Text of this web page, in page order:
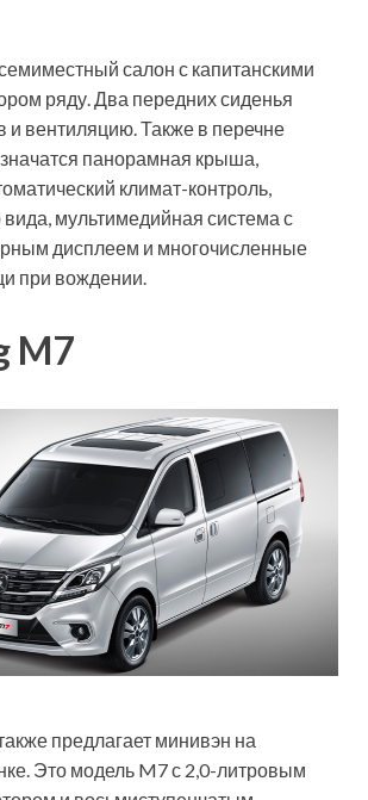
салон с капитанскими
ряду. Два передних сиденья
и вентиляцию. Также в перечне
панорамная крыша,
климат-контроль,
вида, мультимедийная система с
дисплеем и многочисленные
при вождении.
M7
предлагает минивэн на
Это модель M7 с 2,0-литровым